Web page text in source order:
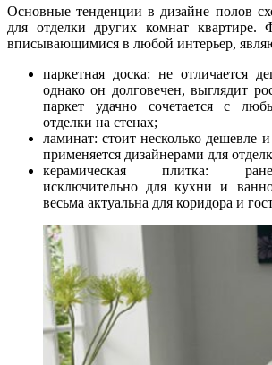
Основные тенденции в дизайне полов
для отделки других комнат квартире.
вписывающимися в любой интерьер,
паркетная доска: не отличается
однако он долговечен, выглядит
паркет удачно сочетается с
отделки на стенах;
ламинат: стоит несколько дешевле
применяется дизайнерами для
керамическая плитка:
исключительно для кухни и
весьма актуальна для коридора и